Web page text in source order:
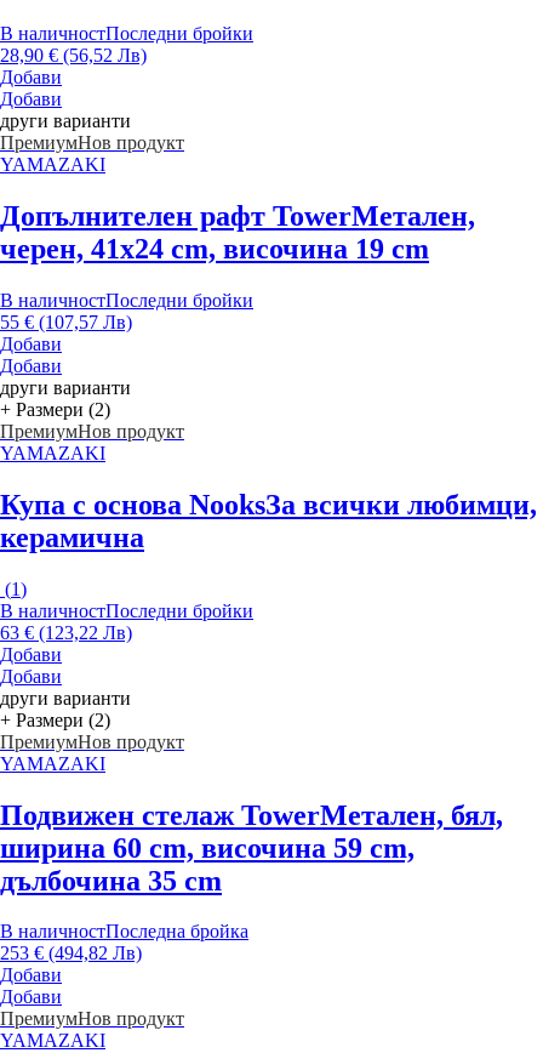
В наличностПоследни бройки
28,90 € (56,52 Лв)
Добави
Добави
други варианти
ПремиумНов продукт
YAMAZAKI
Допълнителен рафт TowerМетален,
черен, 41x24 cm, височина 19 cm
В наличностПоследни бройки
55 € (107,57 Лв)
Добави
Добави
други варианти
+ Размери (2)
ПремиумНов продукт
YAMAZAKI
Купа с основа NooksЗа всички любимци,
керамична
(1)
В наличностПоследни бройки
63 € (123,22 Лв)
Добави
Добави
други варианти
+ Размери (2)
ПремиумНов продукт
YAMAZAKI
Подвижен стелаж TowerМетален, бял,
ширина 60 cm, височина 59 cm,
дълбочина 35 cm
В наличностПоследна бройка
253 € (494,82 Лв)
Добави
Добави
ПремиумНов продукт
YAMAZAKI